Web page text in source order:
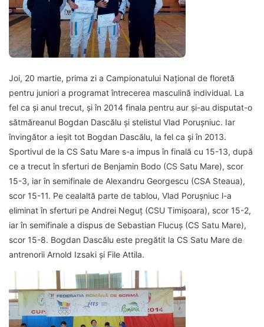
Joi, 20 martie, prima zi a Campionatului Național de floretă
pentru juniori a programat întrecerea masculină individual. La
fel ca și anul trecut, și în 2014 finala pentru aur și-au disputat-o
sătmăreanul Bogdan Dascălu și stelistul Vlad Porușniuc. Iar
învingător a ieșit tot Bogdan Dascălu, la fel ca și în 2013.
Sportivul de la CS Satu Mare s-a impus în finală cu 15-13, după
ce a trecut în sferturi de Benjamin Bodo (CS Satu Mare), scor
15-3, iar în semifinale de Alexandru Georgescu (CSA Steaua),
scor 15-11. Pe cealaltă parte de tablou, Vlad Porușniuc l-a
eliminat în sferturi pe Andrei Neguț (CSU Timișoara), scor 15-2,
iar în semifinale a dispus de Sebastian Flucuș (CS Satu Mare),
scor 15-8. Bogdan Dascălu este pregătit la CS Satu Mare de
antrenorii Arnold Izsaki și File Attila.